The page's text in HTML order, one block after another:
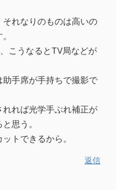
れなりのものは高いの
こうなるとTV局などが
助手席が手持ちで撮影で
れば光学手ぶれ補正が
思う。
トできるから。
返信